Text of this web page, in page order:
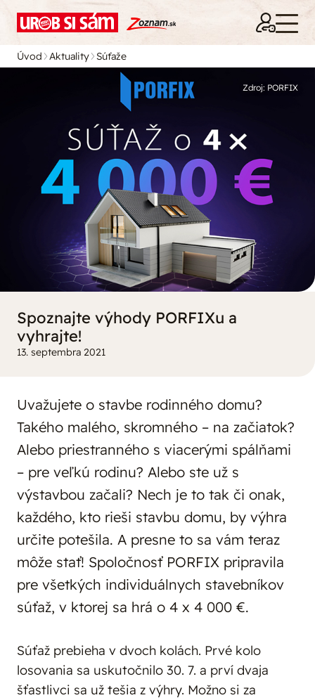
Úvod Aktuality Súťaže
Zdroj: PORFIX
Spoznajte výhody PORFIXu a
vyhrajte!
13. septembra 2021
Uvažujete o stavbe rodinného domu?
Takého malého, skromného – na začiatok?
Alebo priestranného s viacerými spálňami
– pre veľkú rodinu? Alebo ste už s
výstavbou začali? Nech je to tak či onak,
každého, kto rieši stavbu domu, by výhra
určite potešila. A presne to sa vám teraz
môže stať! Spoločnosť PORFIX pripravila
pre všetkých individuálnych stavebníkov
súťaž, v ktorej sa hrá o 4 x 4 000 €.
Súťaž prebieha v dvoch kolách. Prvé kolo
losovania sa uskutočnilo 30. 7. a prví dvaja
šťastlivci sa už tešia z výhry. Možno si za